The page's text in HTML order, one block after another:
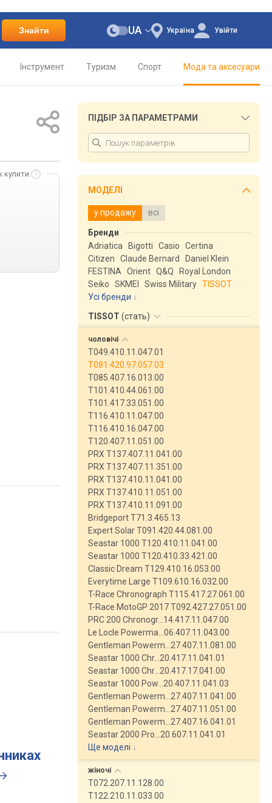
Знайти Україна
UA Увійти
Інструмент Туризм Спорт Мода та аксесуари
купити
ПІДБІР ЗА ПАРАМЕТРАМИ
МОДЕЛІ
у продажу всі
Бренди
Adriatica
Bigotti Casio
Certina
Citizen
Claude Bernard
Daniel Klein
FESTINA
Orient Q&Q
Royal London
Seiko
SKMEI Swiss Military TISSOT
Усі бренди
TISSOT (стать)
чоловічі
T049.410.11.047.01
T081.420.97.057.03
T085.407.16.013.00
T101.410.44.061.00
T101.417.33.051.00
T116.410.11.047.00
T116.410.16.047.00
T120.407.11.051.00
PRX T137.407.11.041.00
PRX T137.407.11.351.00
PRX T137.410.11.041.00
PRX T137.410.11.051.00
PRX T137.410.11.091.00
Bridgeport T71.3.465.13
Expert Solar T091.420.44.081.00
Seastar 1000 T120.410.11.041.00
Seastar 1000 T120.410.33.421.00
Classic Dream T129.410.16.053.00
Everytime Large T109.610.16.032.00
T-Race Chronograph T115.417.27.061.00
T-Race MotoGP 2017 T092.427.27.051.00
PRC 200 Chronogr…14.417.11.047.00
Le Locle Powerma…06.407.11.043.00
Gentleman Powerm…27.407.11.081.00
Seastar 1000 Chr…20.417.11.041.01
Seastar 1000 Chr…20.417.17.041.00
Seastar 1000 Pow…20.407.11.041.03
Gentleman Powerm…27.407.11.041.00
Gentleman Powerm…27.407.11.051.00
Gentleman Powerm…27.407.16.041.01
Seastar 2000 Pro…20.607.11.041.01
Ще моделі ↓
жіночі
T072.207.11.128.00
T122.210.11.033.00